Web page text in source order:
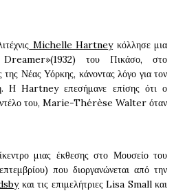
Michelle Hartneyκόλλησε μια
του Πικάσο, στο
Νέας Υόρκης, κάνοντας λόγο για τον
Η Hartney επεσήμανε επίσης ότι ο
του, Marie-Thérèse Walter όταν
μιας έκθεσης στο Μουσείο του
που διοργανώνεται από την
και τις επιμελήτριες Lisa Small και